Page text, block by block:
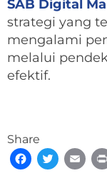
SAB Digital
strategi yang
mengalami
melalui
efektif.
Share
Facebook
Twitter